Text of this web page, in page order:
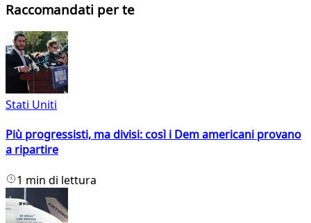
Raccomandati per te
Stati Uniti
Più progressisti, ma divisi: così i Dem americani provano
a ripartire
1 min di lettura